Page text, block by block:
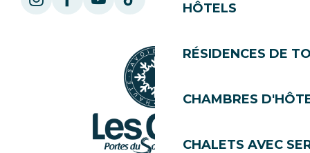
HÔTELS
RÉSIDENCES DE
CHAMBRES
CHALETS AVEC